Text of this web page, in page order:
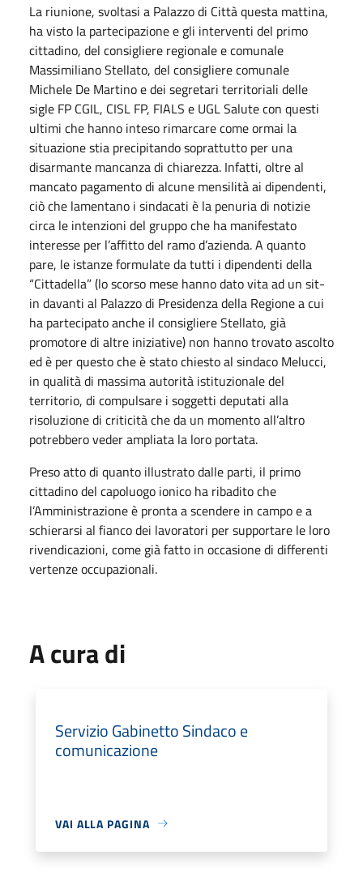
La riunione, svoltasi a Palazzo di Città questa mattina,
ha visto la partecipazione e gli interventi del primo
cittadino, del consigliere regionale e comunale
Massimiliano Stellato, del consigliere comunale
Michele De Martino e dei segretari territoriali delle
sigle FP CGIL, CISL FP, FIALS e UGL Salute con questi
ultimi che hanno inteso rimarcare come ormai la
situazione stia precipitando soprattutto per una
disarmante mancanza di chiarezza. Infatti, oltre al
mancato pagamento di alcune mensilità ai dipendenti,
ciò che lamentano i sindacati è la penuria di notizie
circa le intenzioni del gruppo che ha manifestato
interesse per l’affitto del ramo d’azienda. A quanto
pare, le istanze formulate da tutti i dipendenti della
“Cittadella” (lo scorso mese hanno dato vita ad un sit-
in davanti al Palazzo di Presidenza della Regione a cui
ha partecipato anche il consigliere Stellato, già
promotore di altre iniziative) non hanno trovato ascolto
ed è per questo che è stato chiesto al sindaco Melucci,
in qualità di massima autorità istituzionale del
territorio, di compulsare i soggetti deputati alla
risoluzione di criticità che da un momento all’altro
potrebbero veder ampliata la loro portata.
Preso atto di quanto illustrato dalle parti, il primo
cittadino del capoluogo ionico ha ribadito che
l’Amministrazione è pronta a scendere in campo e a
schierarsi al fianco dei lavoratori per supportare le loro
rivendicazioni, come già fatto in occasione di differenti
vertenze occupazionali.
A cura di
Servizio Gabinetto Sindaco e
comunicazione
VAI ALLA PAGINA